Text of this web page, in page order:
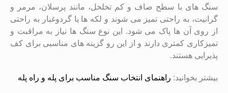
سنگ ‌های با سطح صاف و کم‌ تخلخل، مانند پرسلان، مرمر و
گرانیت، به راحتی تمیز می‌ شوند و لکه ‌ها یا گردوغبار به‌ راحتی
از روی آن‌ ها پاک می ‌شود. این نوع سنگ ‌ها نیاز به مراقبت و
تمیزکاری کمتری دارند و از این رو گزینه ‌های مناسبی برای کف
پذیرایی هستند.
بیشتر بخوانید: راهنمای انتخاب سنگ مناسب برای پله و راه پله